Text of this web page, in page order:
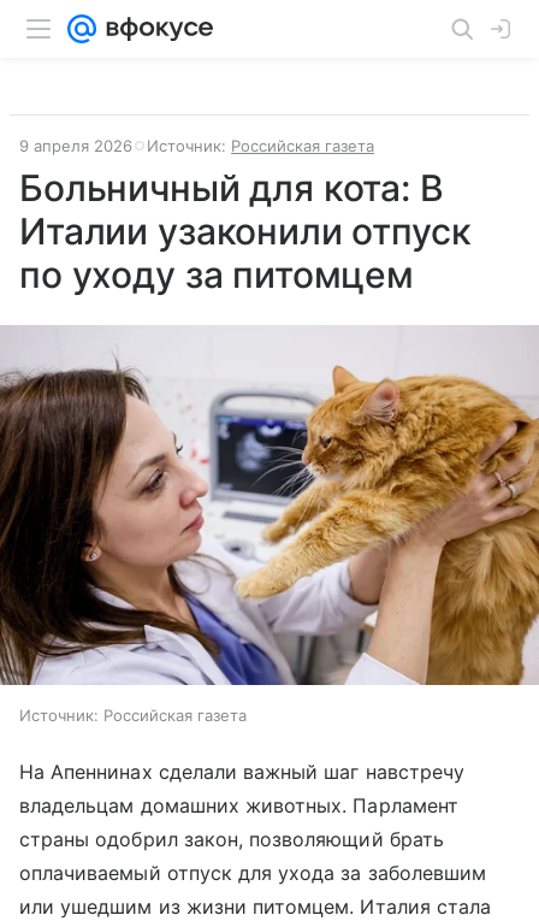
9 апреля 2026 Источник: Российская газета
Больничный для кота: В
Италии узаконили отпуск
по уходу за питомцем
Источник: Российская газета
На Апеннинах сделали важный шаг навстречу
владельцам домашних животных. Парламент
страны одобрил закон, позволяющий брать
оплачиваемый отпуск для ухода за заболевшим
или ушедшим из жизни питомцем. Италия стала